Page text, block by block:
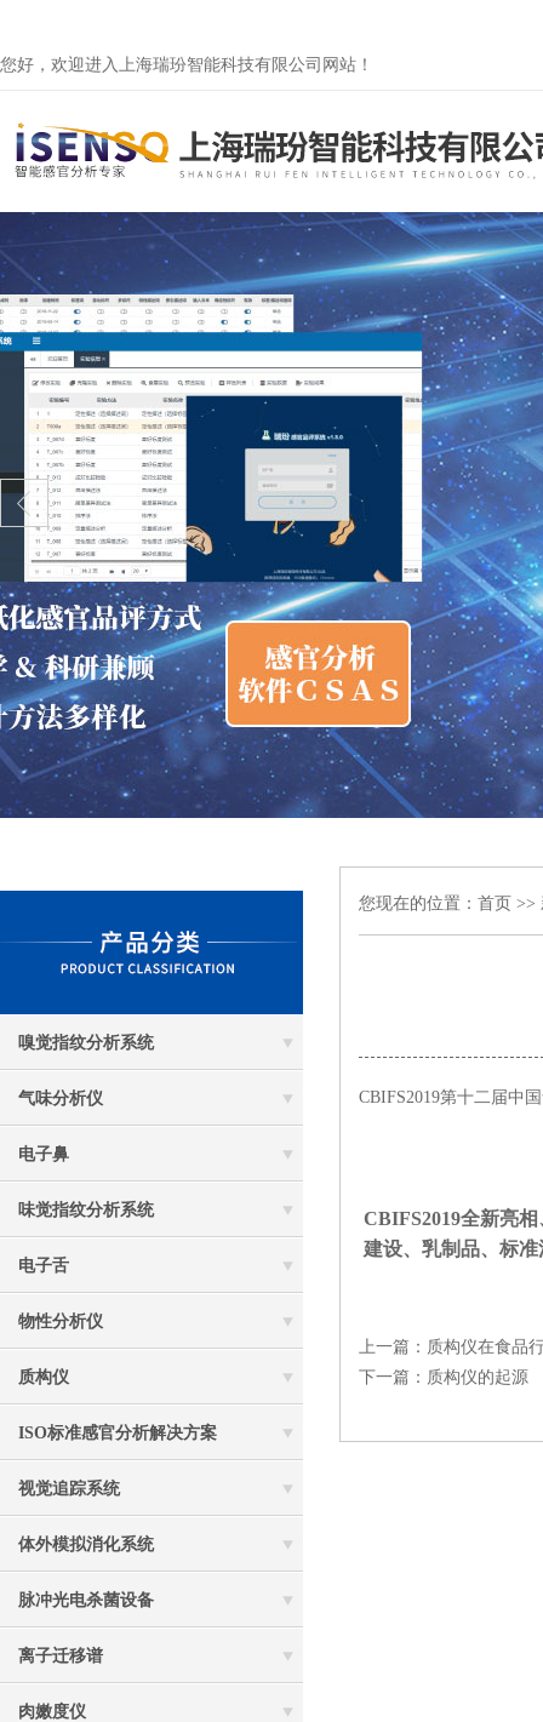
您好，欢迎进入上海瑞玢智能科技有限公司网站！
嗅觉指纹分析系统
气味分析仪
电子鼻
味觉指纹分析系统
电子舌
物性分析仪
质构仪
ISO标准感官分析解决方案
视觉追踪系统
体外模拟消化系统
脉冲光电杀菌设备
离子迁移谱
肉嫩度仪
您现在的位置： 首页 >>
CBIFS2019第十二届中
CBIFS2019全新亮
建设、乳制品、标
上一篇： 质构仪在食品
下一篇： 质构仪的起源